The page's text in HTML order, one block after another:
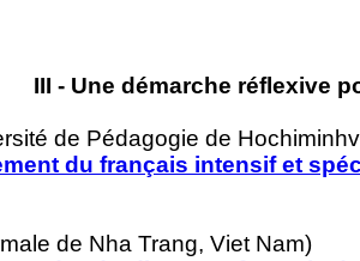
III - Une démarche réflexive
de Pédagogie de
du français intensif et
de Nha Trang, Viet Nam)